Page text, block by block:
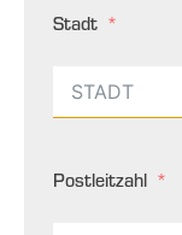
Stadt
Postleitzahl